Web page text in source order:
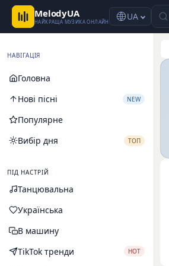
MelodyUA
НАЙКРАЩА МУЗИКА ОНЛАЙН UA
НАВІГАЦІЯ
Головна
Нові пісні
NEW
Популярне
Вибір дня
ТОП
ПІД НАСТРІЙ
Танцювальна
Українська
В машину
TikTok тренди
HOT